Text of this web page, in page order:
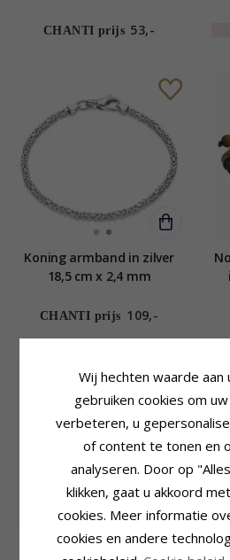
CHANTI prijs 53,-
Koning armband in zilver
18,5 cm x 2,4 mm
CHANTI prijs 109,-
Nordahl andersen zwart
Wij hechten waarde aan
gebruiken cookies om
verbeteren, u
of content te tonen en
analyseren. Door op
klikken, gaat u akkoord
cookies. Meer informatie
cookies en andere